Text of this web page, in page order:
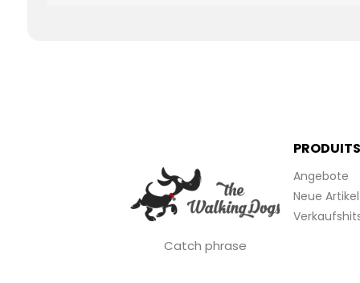
Catch phrase
PRODUITS
Angebote
Neue Artikel